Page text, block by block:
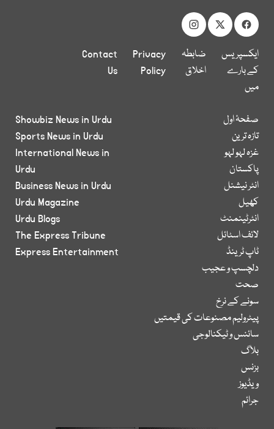
ایکسپریس
کے بارے
میں
ضابطہ
اخلاق
Privacy
Policy
Contact
Us
صفحۂ اول
تازہ ترین
غزہ لہو لہو
پاکستان
انٹر نیشنل
کھیل
انٹرٹینمنٹ
لائف اسٹائل
ٹاپ ٹرینڈ
دلچسپ و عجیب
صحت
سونے کے نرخ
پیٹرولیم مصنوعات کی قیمتیں
سائنس و ٹیکنالوجی
بلاگ
بزنس
ویڈیوز
جرائم
Showbiz News in Urdu
Sports News in Urdu
International News in
Urdu
Business News in Urdu
Urdu Magazine
Urdu Blogs
The Express Tribune
Express Entertainment